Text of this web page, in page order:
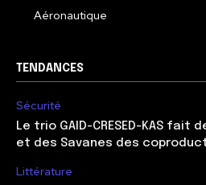
Aéronautique
TENDANCES
Sécurité
Le trio GAID-CRESED-KAS fait
et des Savanes des
Littérature